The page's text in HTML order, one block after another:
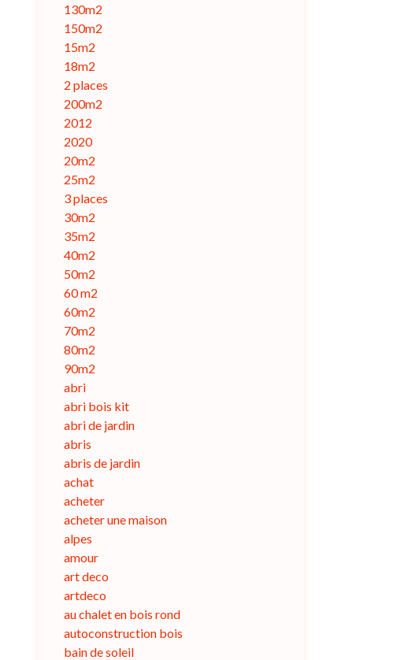
130m2
150m2
15m2
18m2
2 places
200m2
2012
2020
20m2
25m2
3 places
30m2
35m2
40m2
50m2
60 m2
60m2
70m2
80m2
90m2
abri
abri bois kit
abri de jardin
abris
abris de jardin
achat
acheter
acheter une maison
alpes
amour
art deco
artdeco
au chalet en bois rond
autoconstruction bois
bain de soleil